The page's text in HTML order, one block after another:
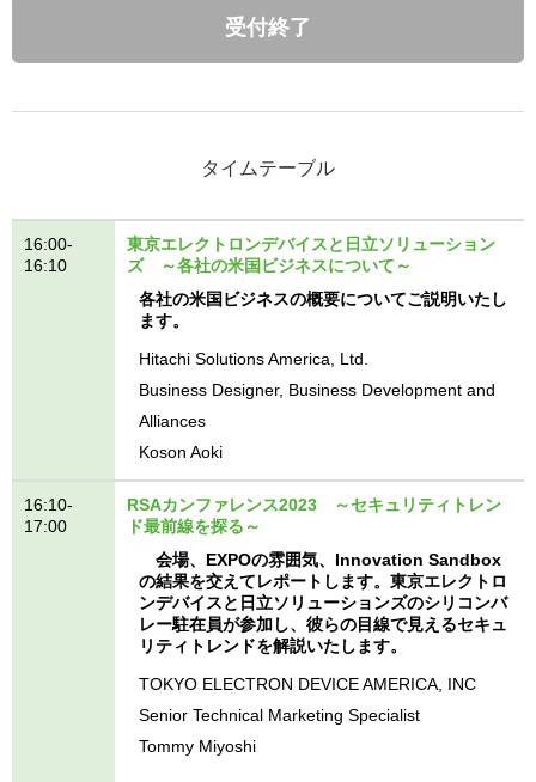
受付終了
タイムテーブル
16:00-
16:10
東京エレクトロンデバイスと日立ソリューション
ズ ～各社の米国ビジネスについて～
各社の米国ビジネスの概要についてご説明いたし
ます。
Hitachi Solutions America, Ltd.
Business Designer, Business Development and
Alliances
Koson Aoki
16:10-
17:00
RSAカンファレンス2023 ～セキュリティトレン
ド最前線を探る～
会場、EXPOの雰囲気、Innovation Sandbox
の結果を交えてレポートします。東京エレクトロ
ンデバイスと日立ソリューションズのシリコンバ
レー駐在員が参加し、彼らの目線で見えるセキュ
リティトレンドを解説いたします。
TOKYO ELECTRON DEVICE AMERICA, INC
Senior Technical Marketing Specialist
Tommy Miyoshi